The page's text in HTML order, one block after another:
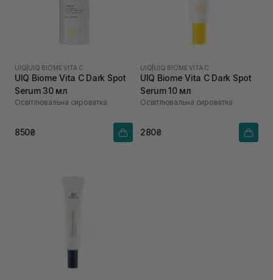
UIQ UIQ BIOME VITA C
UIQ Biome Vita C Dark Spot
Serum 30 мл
Освітлювальна сироватка
850₴
UIQ UIQ BIOME VITA C
UIQ Biome Vita C Dark Spot
Serum 10 мл
Освітлювальна сироватка
280₴